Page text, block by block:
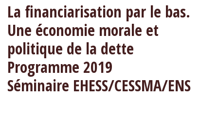
La financiarisation par le bas.
Une économie morale et
politique de la dette
Programme 2019
Séminaire EHESS/CESSMA/ENS